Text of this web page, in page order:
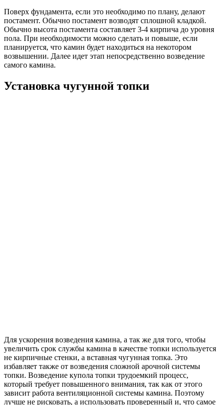
Поверх фундамента, если это необходимо по плану, делают
постамент. Обычно постамент возводят сплошной кладкой.
Обычно высота постамента составляет 3-4 кирпича до уровня
пола. При необходимости можно сделать и повыше, если
планируется, что камин будет находиться на некотором
возвышении. Далее идет этап непосредственно возведение
самого камина.
Установка чугунной топки
Для ускорения возведения камина, а так же для того, чтобы
увеличить срок службы камина в качестве топки используется
не кирпичные стенки, а вставная чугунная топка. Это
избавляет также от возведения сложной арочной системы
топки. Возведение купола топки трудоемкий процесс,
который требует повышенного внимания, так как от этого
зависит работа вентиляционной системы камина. Поэтому
лучше не рисковать, а использовать проверенный и, что самое